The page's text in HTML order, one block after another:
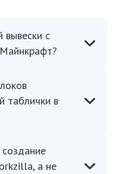
вывески с
таблички в
а не